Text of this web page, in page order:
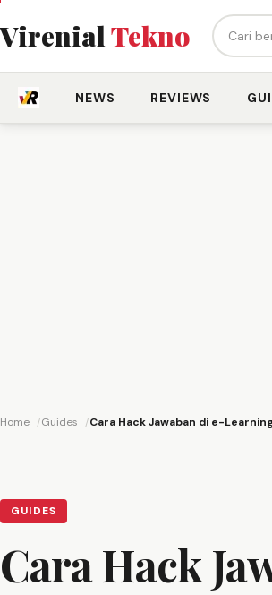
VirenialTekno Cari
NEWS REVIEWS
Home Guides Cara Hack Jawaban di e-Learning
GUIDES
Cara Hack